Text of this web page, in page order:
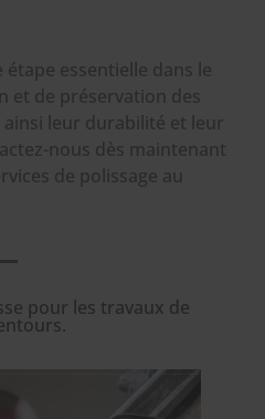
essentielle dans le
et de préservation des
leur durabilité et leur
nous dès maintenant
de polissage au
pour les travaux de